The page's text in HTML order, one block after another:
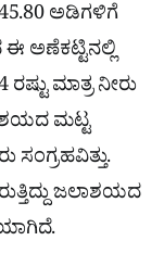
ಅಡಿಗಳಿಗೆ
ಈ ಅಣೆಕಟ್ಟಿನಲ್ಲಿ
ಮಾತ್ರ ನೀರು
ಮಟ್ಟ
ಸಂಗ್ರಹವಿತ್ತು.
ಜಲಾಶಯದ